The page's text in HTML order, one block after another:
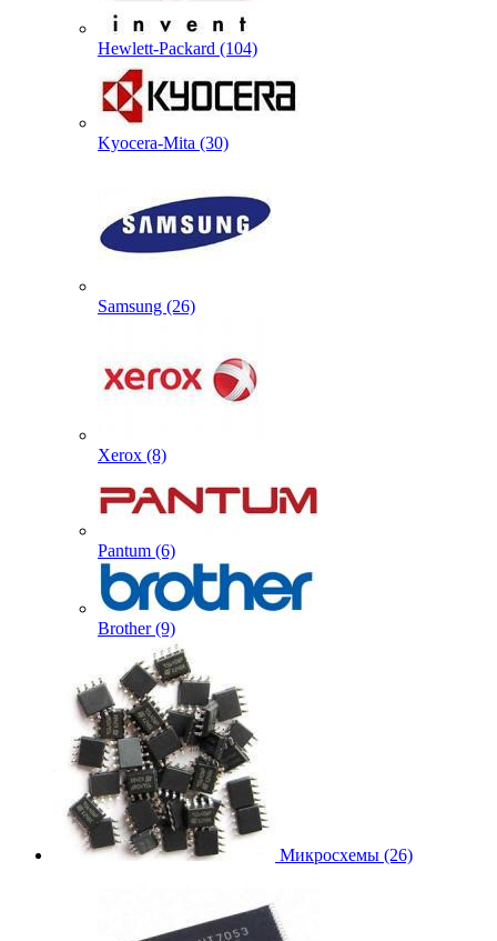
Hewlett-Packard (104)
Kyocera-Mita (30)
Samsung (26)
Xerox (8)
Pantum (6)
Brother (9)
Микросхемы (26)